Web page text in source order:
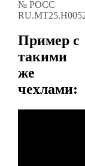
№ РОСС
Пример с
такими
же
чехлами: